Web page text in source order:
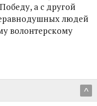
а с другой
людей
волонтерскому
^